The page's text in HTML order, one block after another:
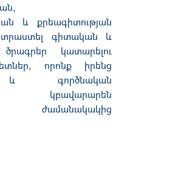
և քրեագիտության
գիտական և
կատարելու
որոնք իրենց
գործնական
կբավարարեն
ժամանակակից